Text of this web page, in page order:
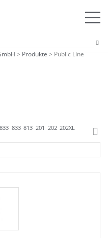
>Produkte>Public Line
833 833 813 201 202 202XL 207